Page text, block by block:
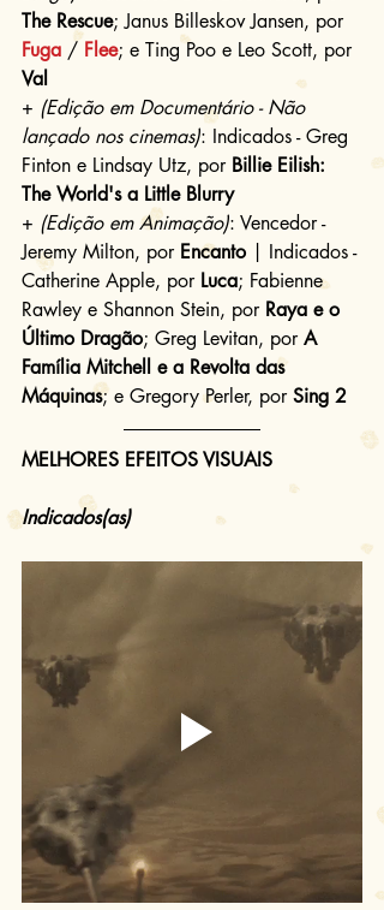
The Rescue; Janus Billeskov Jansen, por
Fuga / Flee; e Ting Poo e Leo Scott, por
Val
+ (Edição em Documentário - Não
lançado nos cinemas): Indicados - Greg
Finton e Lindsay Utz, por Billie Eilish:
The World's a Little Blurry
+ (Edição em Animação): Vencedor -
Jeremy Milton, por Encanto | Indicados -
Catherine Apple, por Luca; Fabienne
Rawley e Shannon Stein, por Raya e o
Último Dragão; Greg Levitan, por A
Família Mitchell e a Revolta das
Máquinas; e Gregory Perler, por Sing 2
MELHORES EFEITOS VISUAIS
Indicados(as)